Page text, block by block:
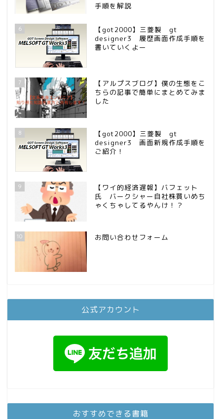
手順を解説
6
【got2000】三菱製 gt
designer3 履歴画面作成手順を
書いていくよー
7
【アルプスブログ】僕の生態をこ
ちらの記事で簡単にまとめてみま
した
8
【got2000】三菱製 gt
designer3 画面新規作成手順を
ご紹介！
9
【ワイ的経済遅報】バフェット
氏 バークシャー自社株買いめち
ゃくちゃしてるやんけ！？
10 お問い合わせフォーム
公式アカウント
おすすめできる書籍